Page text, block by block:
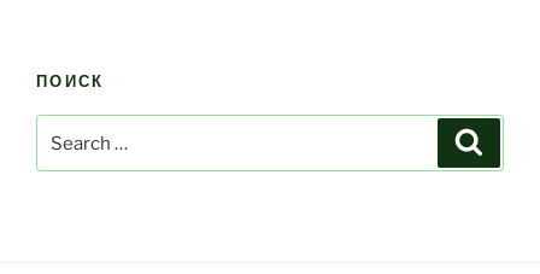
ПОИСК
for: